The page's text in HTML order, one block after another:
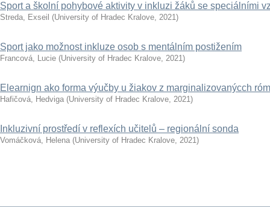
Sport a školní pohybové aktivity v inkluzi žáků se speciálními
Streda, Exseil (University of Hradec Kralove, 2021)
Sport jako možnost inkluze osob s mentálním postižením
Francová, Lucie (University of Hradec Kralove, 2021)
Elearnign ako forma výučby u žiakov z marginalizovanýcch
Hafičová, Hedviga (University of Hradec Kralove, 2021)
Inkluzivní prostředí v reflexích učitelů – regionální sonda
Vomáčková, Helena (University of Hradec Kralove, 2021)